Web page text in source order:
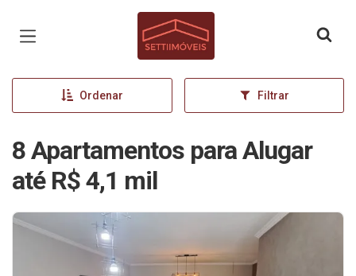
Página inicial
Ordenar Filtrar
8 Apartamentos para Alugar
até R$ 4,1 mil